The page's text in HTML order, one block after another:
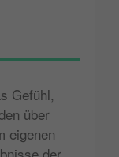
Gefühl,
über
eigenen